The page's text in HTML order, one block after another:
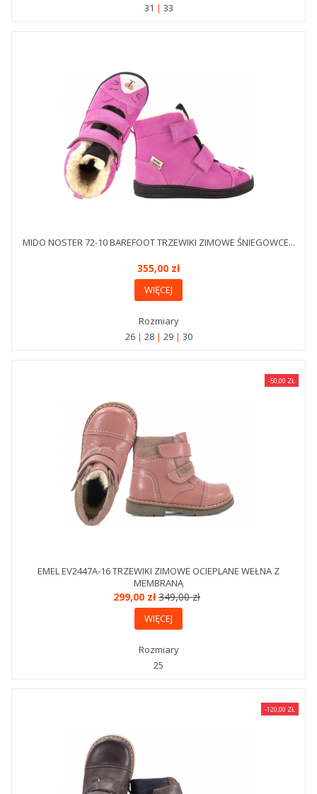
31
33
MIDO NOSTER 72-10 BAREFOOT TRZEWIKI ZIMOWE ŚNIEGOWCE...
355,00 zł
WIĘCEJ
Rozmiary
26
28 29 30
-50,00 ZŁ
EMEL EV2447A-16 TRZEWIKI ZIMOWE OCIEPLANE WEŁNA Z
MEMBRANĄ
299,00 zł349,00 zł
WIĘCEJ
Rozmiary
25
-120,00 ZŁ